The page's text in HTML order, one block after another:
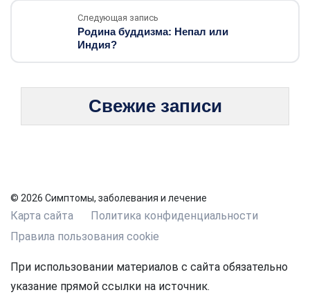
Следующая запись
Родина буддизма: Непал или
Индия?
Свежие записи
© 2026 Симптомы, заболевания и лечение
Карта сайта
Политика конфиденциальности
Правила пользования cookie
При использовании материалов с сайта обязательно
указание прямой ссылки на источник.